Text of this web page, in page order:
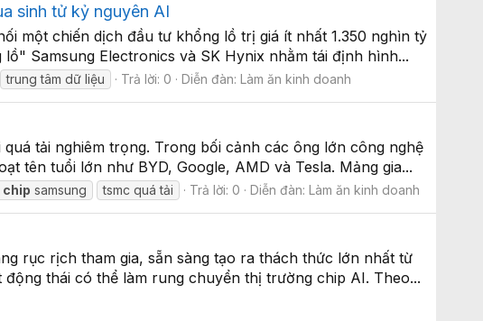
sinh tử kỷ nguyên AI
một chiến dịch đầu tư khổng lồ trị giá ít nhất 1.350 nghìn tỷ
Samsung Electronics và SK Hynix nhằm tái định hình...
trung tâm dữ liệu Trả lời: 0 Diễn đàn:Làm ăn kinh doanh
tải nghiêm trọng. Trong bối cảnh các ông lớn công nghệ
tên tuổi lớn như BYD, Google, AMD và Tesla. Mảng gia...
chip samsung tsmc quá tải Trả lời: 0 Diễn đàn:Làm ăn kinh doanh
rục rịch tham gia, sẵn sàng tạo ra thách thức lớn nhất từ
thái có thể làm rung chuyển thị trường chip AI. Theo...